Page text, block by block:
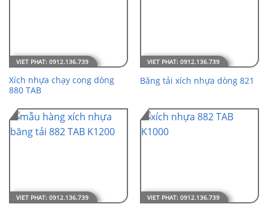
Xích nhựa chạy cong dòng
880 TAB
Băng tải xích nhựa dòng 821